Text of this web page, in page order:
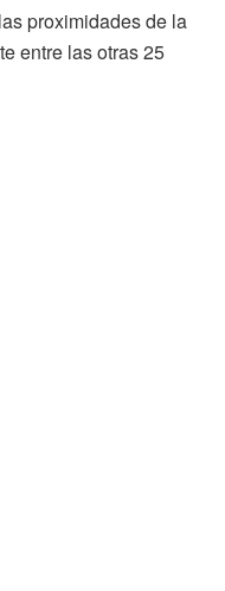
proximidades de la
entre las otras 25